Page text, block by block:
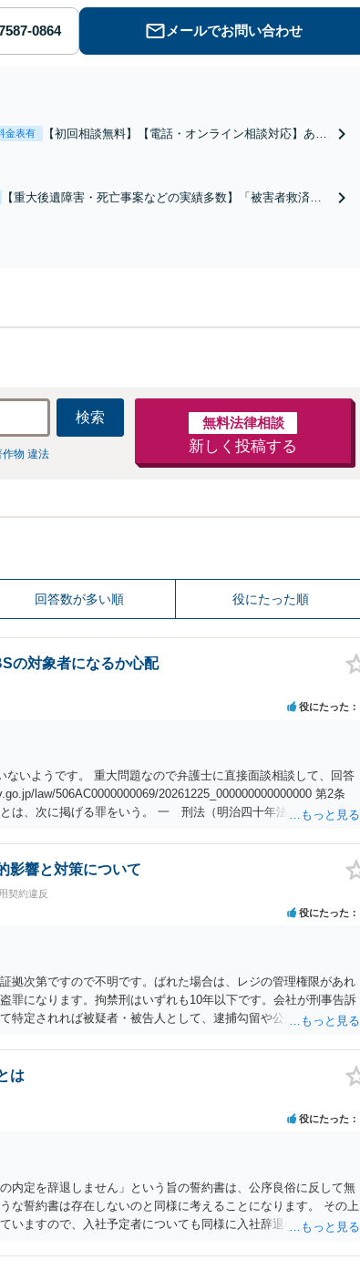
メールでお問い合わせ
金表有
【初回相談無料】【電話・オンライン相談対応】あな
係不存在確認などもご相談下さい【子連れ相談可】
【重大後遺障害・死亡事案などの実績多数】「被害者救済を
検索
作物 違法
無料法律相談
新しく投稿する
回答数が多い順 役にたった順
の対象者になるか心配
役にたった
ないようです。 重大問題なので弁護士に直接面談相談して、回答
law/506AC0000000069/20261225_000000000000000 第2条
は、次に掲げる罪をいう。 一 刑法（明治四十年法律第四十五
係る部分に限る。）の罪 二 盗犯等の防止及び処分に関する法律
法第二百四十一条第一項の罪を犯す行為に係るものに限る。）
五十二号）第四条から第八条までの罪 五 性的な姿態を撮影する
的な姿態の影像に係る電磁的記録の消去等に関する法律（令和五
での罪 六 都道府県の条例で定める罪であって、次のイからニま
として政令で定めるもの イ みだりに人の身体の一部に接触する
衣服で隠されている下着若しくは身体をのぞき見し、若しくは写
「写真機等」という。）を用いて撮影し、又は当該下着若しくは
け、若しくは設置する行為 ハ みだりに卑わいな言動をする行為
児童と性交し、又は児童に対しわいせつな行為をする行為
影響と対策について
契約違反
役にたった
拠次第ですので不明です。ばれた場合は、レジの管理権限があれ
罪になります。拘禁刑はいずれも10年以下です。会社が刑事告訴
特定されれば被疑者・被告人として、逮捕勾留や公判請求され、
ます。ご参考にしてください。
は
役にたった
内定を辞退しません」という旨の誓約書は、公序良俗に反して無
な誓約書は存在しないのと同様に考えることになります。 その上
いますので、入社予定者についても同様に入社辞退の自由が保障
あれば、手紙でも構いません。 ただし、入社辞退の連絡時期が、